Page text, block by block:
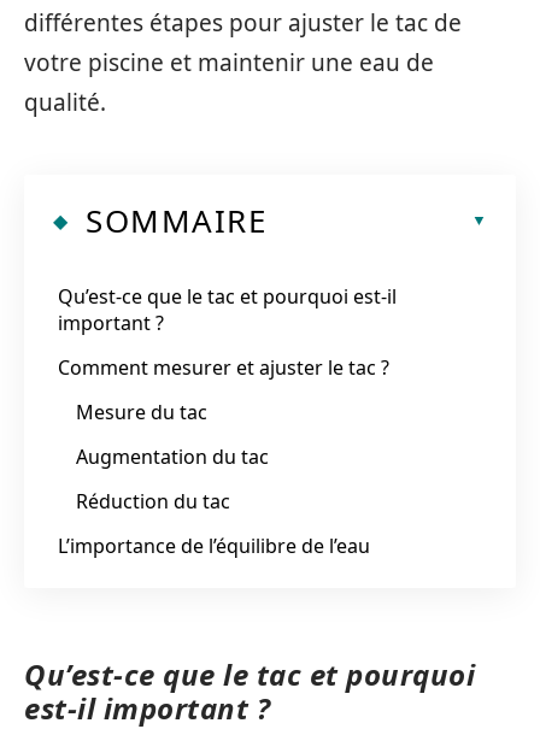
différentes étapes pour ajuster le tac de
votre piscine et maintenir une eau de
qualité.
SOMMAIRE
Qu’est-ce que le tac et pourquoi est-il
important ?
Comment mesurer et ajuster le tac ?
Mesure du tac
Augmentation du tac
Réduction du tac
L’importance de l’équilibre de l’eau
Qu’est-ce que le tac et pourquoi
est-il important ?